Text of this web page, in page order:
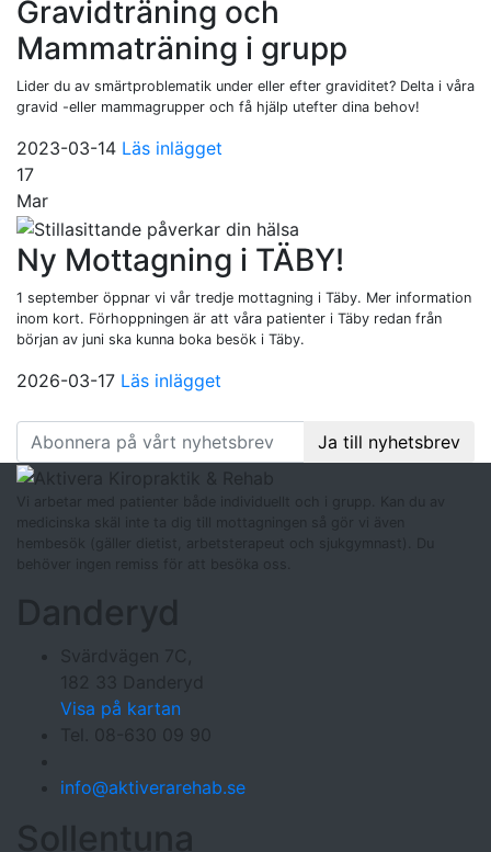
Gravidträning och
Mammaträning i grupp
Lider du av smärtproblematik under eller efter graviditet? Delta i våra
gravid -eller mammagrupper och få hjälp utefter dina behov!
2023-03-14 Läs inlägget
17
Mar
Ny Mottagning i TÄBY!
1 september öppnar vi vår tredje mottagning i Täby. Mer information
inom kort. Förhoppningen är att våra patienter i Täby redan från
början av juni ska kunna boka besök i Täby.
2026-03-17 Läs inlägget
Ja till nyhetsbrev
Vi arbetar med patienter både individuellt och i grupp. Kan du av
medicinska skäl inte ta dig till mottagningen så gör vi även
hembesök (gäller dietist, arbetsterapeut och sjukgymnast). Du
behöver ingen remiss för att besöka oss.
Danderyd
Svärdvägen 7C,
182 33 Danderyd
Visa på kartan
Tel. 08-630 09 90
info@aktiverarehab.se
Sollentuna